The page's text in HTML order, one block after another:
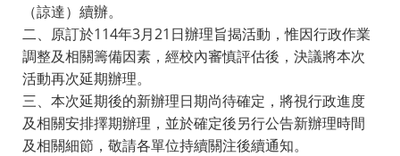
（諒達）續辦。
二、原訂於114年3月21日辦理旨揭活動，惟因行政作業
調整及相關籌備因素，經校內審慎評估後，決議將本次
活動再次延期辦理。
三、本次延期後的新辦理日期尚待確定，將視行政進度
及相關安排擇期辦理，並於確定後另行公告新辦理時間
及相關細節，敬請各單位持續關注後續通知。